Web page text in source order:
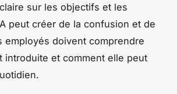
sur les objectifs et les
peut créer de la confusion et de
employés doivent comprendre
introduite et comment elle peut